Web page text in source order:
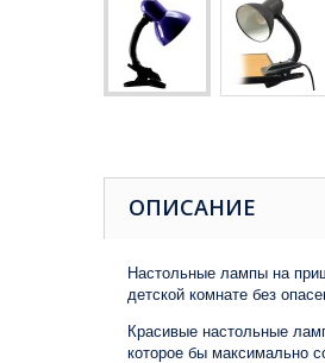
ОПИСАНИЕ
Настольные лампы на
детской комнате без
Красивые настольные
которое бы максимально